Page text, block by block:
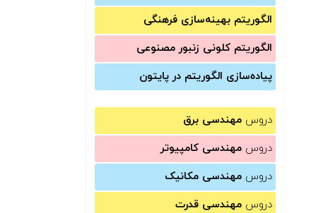
الگوریتم بهینه‌سازی فرهنگی
الگوریتم کلونی زنبور مصنوعی
پیاده‌سازی الگوریتم در پایتون
دروس مهندسی برق
دروس مهندسی کامپیوتر
دروس مهندسی مکانیک
دروس مهندسی قدرت